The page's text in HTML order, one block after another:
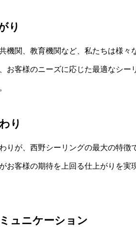
り
機関、教育機関など、私たちは様
お客様のニーズに応じた最適なシ
り
りが、西野シーリングの最大の特
お客様の期待を上回る仕上がりを実
ュニケーション